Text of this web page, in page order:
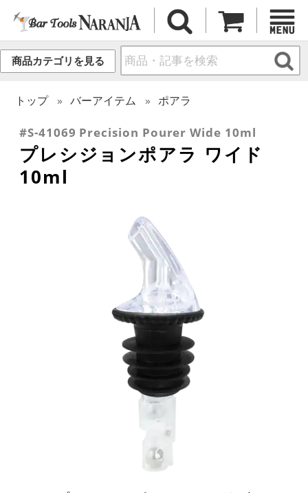
商品カテゴリを見る
トップ バーアイテム ポアラ
#S-41069 Precision Pourer Wide 10ml
プレシジョンポアラ ワイド
10ml